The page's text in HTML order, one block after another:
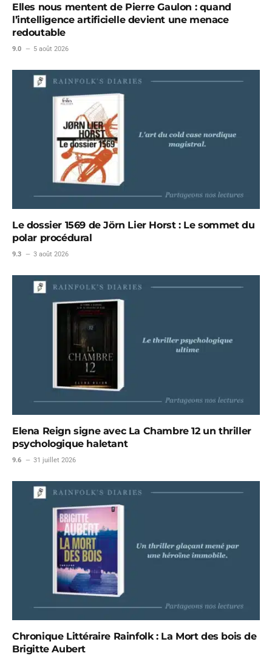
Elles nous mentent de Pierre Gaulon : quand
l’intelligence artificielle devient une menace
redoutable
9.0 5 août 2026
Le dossier 1569 de Jörn Lier Horst : Le sommet du
polar procédural
9.3 3 août 2026
Elena Reign signe avec La Chambre 12 un thriller
psychologique haletant
9.6 31 juillet 2026
Chronique Littéraire Rainfolk : La Mort des bois de
Brigitte Aubert